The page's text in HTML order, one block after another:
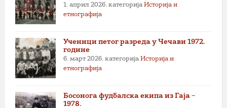
1. април 2026. категорија Историја и
етнографија
Ученици петог разреда у Чечави 1972.
године
6. март 2026. категорија Историја и
етнографија
Босонога фудбалска екипа из Гаја –
1978.